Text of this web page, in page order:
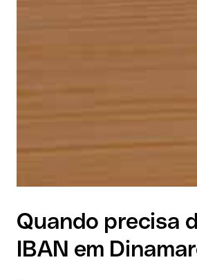
Quando precisa
IBAN em